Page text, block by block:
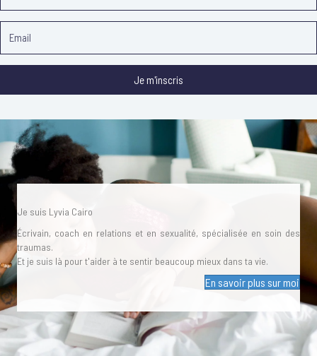
Je m'inscris
Je suis Lyvia Cairo
Écrivain, coach en relations et en sexualité, spécialisée en soin des
traumas.
Et je suis là pour t'aider à te sentir beaucoup mieux dans ta vie.
En savoir plus sur moi